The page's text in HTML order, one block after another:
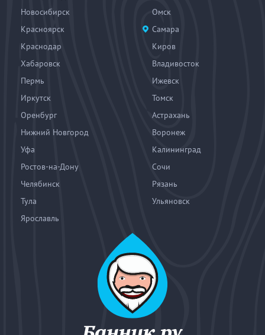
Новосибирск
Омск
Красноярск
Самара
Краснодар
Киров
Хабаровск
Владивосток
Пермь
Ижевск
Иркутск
Томск
Оренбург
Астрахань
Нижний Новгород
Воронеж
Уфа
Калининград
Ростов-на-Дону
Сочи
Челябинск
Рязань
Тула
Ульяновск
Ярославль